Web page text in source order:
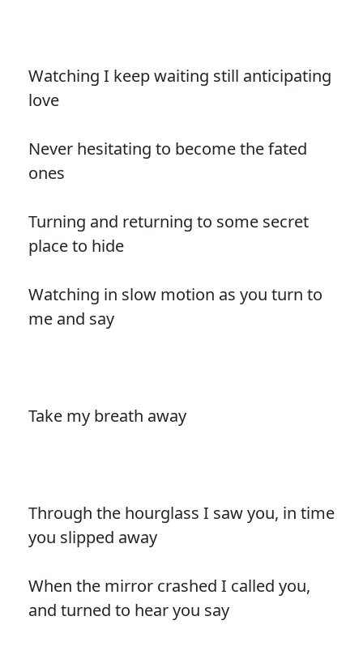
Watching I keep waiting still anticipating
love
Never hesitating to become the fated
ones
Turning and returning to some secret
place to hide
Watching in slow motion as you turn to
me and say
Take my breath away
Through the hourglass I saw you, in time
you slipped away
When the mirror crashed I called you,
and turned to hear you say